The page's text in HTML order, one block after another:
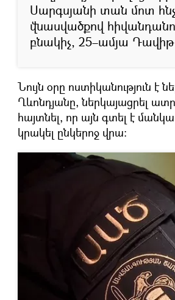
Սարգսյանի տան մոտ
վնասվածքով
բնակիչ, 25–ամյա Դավիթ
Նույն օրը ոստիկանություն է
Ղևոնդյանը, ներկայացրել
հայտնել, որ այն գտել է
կրակել ընկերոջ վրա։